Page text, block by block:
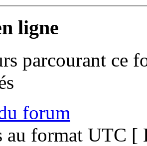
ligne
parcourant ce
forum
au format UTC [